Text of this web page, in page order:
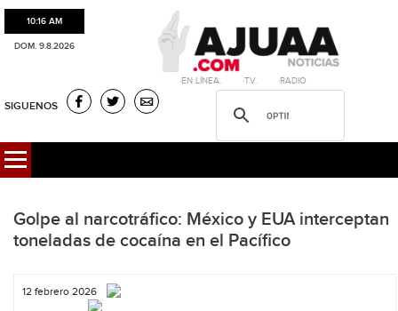
10:16 AM
DOM. 9.8.2026
·EN LÍNEA. ·T.V. ·RADIO
SIGUENOS
Golpe al narcotráfico: México y EUA interceptan
toneladas de cocaína en el Pacífico
12 febrero 2026